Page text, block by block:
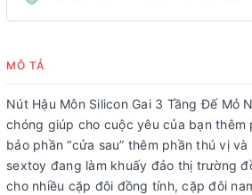
MÔ TẢ
Nút Hậu Môn Silicon Gai 3 Tầng Đế Mỏ
chóng giúp cho cuộc yêu của bạn thêm
bảo phần “cửa sau” thêm phần thú vị
sextoy đang làm khuấy đảo thị trường
cho nhiều cặp đôi đồng tính, cặp đôi